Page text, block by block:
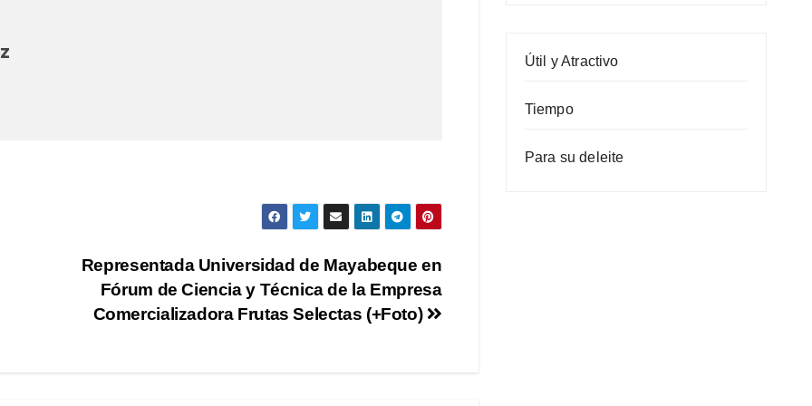
Representada Universidad de Mayabeque en
Fórum de Ciencia y Técnica de la Empresa
Comercializadora Frutas Selectas (+Foto)
Útil y Atractivo
Tiempo
Para su deleite